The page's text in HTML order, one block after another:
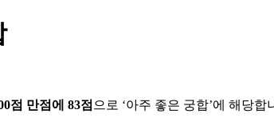
점 만점에 83점 으로 ‘아주 좋은 궁합’에 해당합